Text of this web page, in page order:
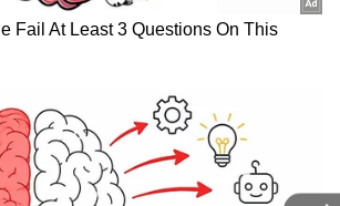
Kannada Cinema News
( Kannada TV Shows), ಸೆಲೆಬ್ರಿಟಿ
ಇತ್ತೀಚಿನ ಸುದ್ದಿಗಳಿಗಾಗಿ ಏಷ್ಯಾನೆಟ್
ಮನರಂಜನಾ ವಿಭಾಗ ನೋಡಿ.
( Kannada Movies Review
ಧಾರಾವಾಹಿ ಅಪ್‌ಡೇಟ್ಸ್‌,
OTT ರಿಲೀಸ್‌ಗಳ ಬಗ್ಗೆ